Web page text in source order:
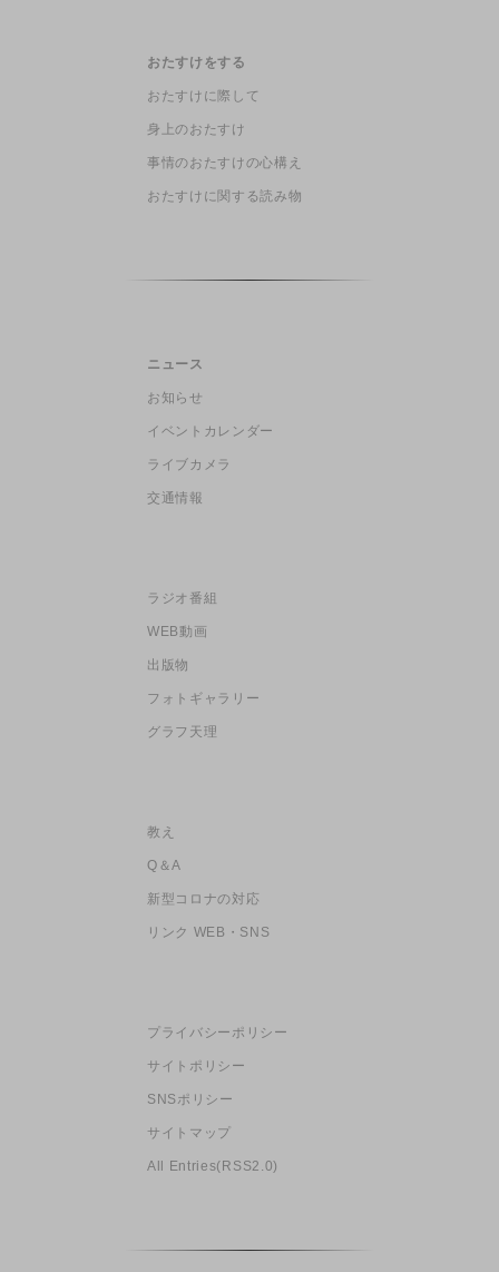
おたすけをする
おたすけに際して
身上のおたすけ
事情のおたすけの心構え
おたすけに関する読み物
ニュース
お知らせ
イベントカレンダー
ライブカメラ
交通情報
ラジオ番組
WEB動画
出版物
フォトギャラリー
グラフ天理
教え
Q＆A
新型コロナの対応
リンク WEB・SNS
プライバシーポリシー
サイトポリシー
SNSポリシー
サイトマップ
All Entries(RSS2.0)